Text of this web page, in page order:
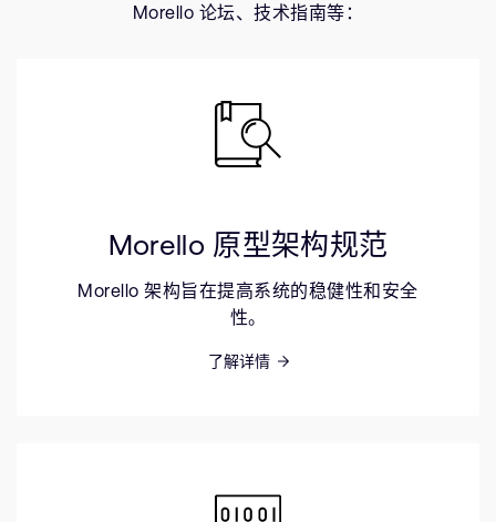
Morello 论坛、技术指南等：
Morello 原型架构规范
Morello 架构旨在提高系统的稳健性和安全
性。
了解详情